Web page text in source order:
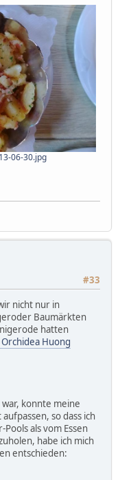
06-30.jpg
#33
nicht nur in
Baumärkten
hatten
Huong
konnte meine
so dass ich
als vom Essen
habe ich mich
entschieden: